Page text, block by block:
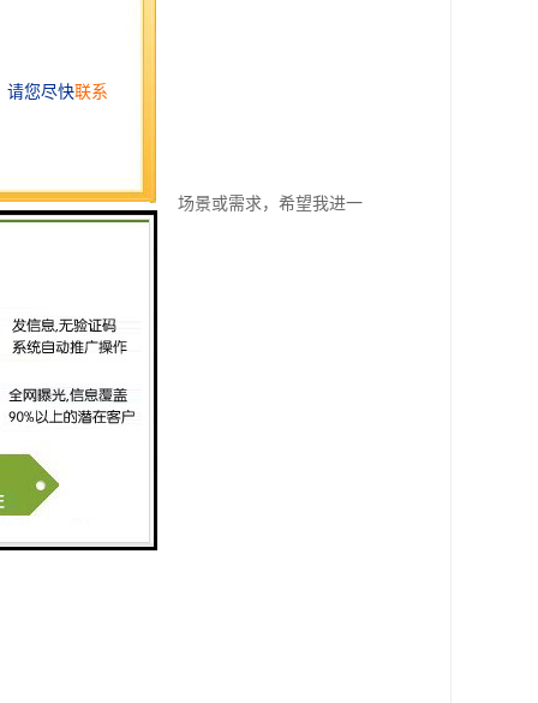
。是否有特定的应用场景或需求，希望我进一